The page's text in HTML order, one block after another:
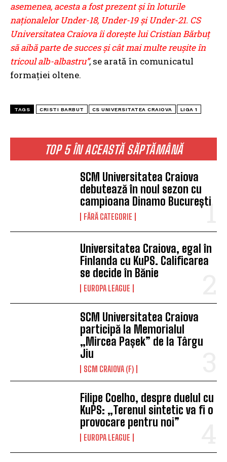
TOP 5 ÎN ACEASTĂ SĂPTĂMÂNĂ
SCM Universitatea Craiova
debutează în noul sezon cu
campioana Dinamo București
FĂRĂ CATEGORIE
Universitatea Craiova, egal în
Finlanda cu KuPS. Calificarea
se decide în Bănie
EUROPA LEAGUE
SCM Universitatea Craiova
participă la Memorialul
„Mircea Pașek” de la Târgu
Jiu
SCM CRAIOVA (F)
Filipe Coelho, despre duelul cu
KuPS: „Terenul sintetic va fi o
provocare pentru noi”
EUROPA LEAGUE
asemenea, acesta a fost prezent şi în loturile
naţionalelor Under-18, Under-19 şi Under-21. CS
Universitatea Craiova îi doreşte lui Cristian Bărbuţ
să aibă parte de succes și cât mai multe reușite în
tricoul alb-albastru”, se arată în comunicatul
formației oltene.
TAGS CRISTI BARBUT CS UNIVERSITATEA CRAIOVA LIGA 1